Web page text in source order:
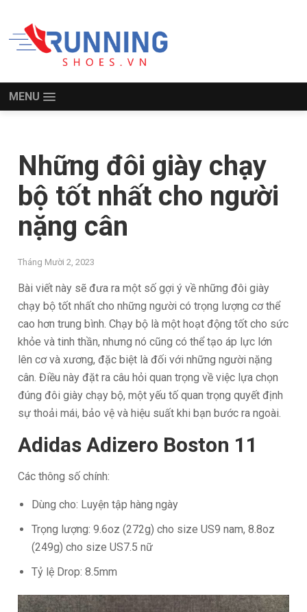
MENU
Những đôi giày chạy
bộ tốt nhất cho người
nặng cân
Tháng Mười 2, 2023
Bài viết này sẽ đưa ra một số gợi ý về những đôi giày
chạy bộ tốt nhất cho những người có trọng lượng cơ thể
cao hơn trung bình. Chạy bộ là một hoạt động tốt cho sức
khỏe và tinh thần, nhưng nó cũng có thể tạo áp lực lớn
lên cơ và xương, đặc biệt là đối với những người nặng
cân. Điều này đặt ra câu hỏi quan trọng về việc lựa chọn
đúng đôi giày chạy bộ, một yếu tố quan trọng quyết định
sự thoải mái, bảo vệ và hiệu suất khi bạn bước ra ngoài.
Adidas Adizero Boston 11
Các thông số chính:
Dùng cho: Luyện tập hàng ngày
Trọng lượng: 9.6oz (272g) cho size US9 nam, 8.8oz
(249g) cho size US7.5 nữ
Tỷ lệ Drop: 8.5mm